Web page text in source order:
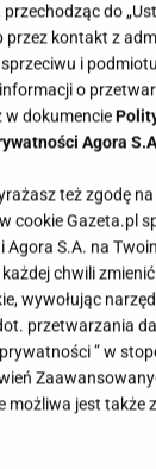
do
przez kontakt z
i
o
w dokumencie
Agora
też zgodę
cookie Gazeta.pl
S.A. na
chwili
wywołując
przetwarzania
” w
możliwa jest także